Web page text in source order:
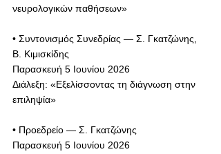
νευρολογικών παθήσεων»
• Συντονισμός Συνεδρίας — Σ. Γκατζώνης,
Β. Κιμισκίδης
Παρασκευή 5 Ιουνίου 2026
Διάλεξη: «Εξελίσσοντας τη διάγνωση στην
επιληψία»
• Προεδρείο — Σ. Γκατζώνης
Παρασκευή 5 Ιουνίου 2026